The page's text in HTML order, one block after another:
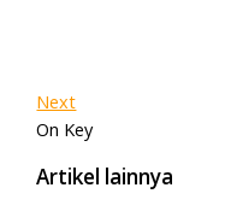
Next
On Key
Artikel lainnya